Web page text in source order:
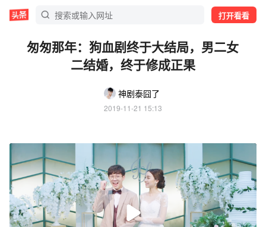
打开看看
匆匆那年：狗血剧终于大结局，男二女
二结婚，终于修成正果
神剧泰囧了
2019-11-21 15:13